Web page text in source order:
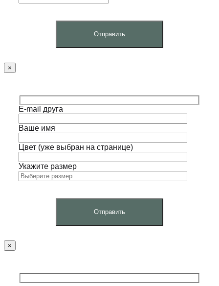
×
E-mail друга
Ваше имя
Цвет (уже выбран на странице)
Укажите размер
×